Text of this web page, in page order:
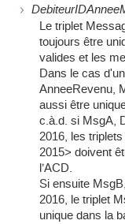
Le triplet
toujours être
valides et les
Dans le cas
AnneeRevenu,
aussi être
c.à.d. si MsgA,
2016, les
2015> doivent
l’ACD.
Si ensuite
2016, le triplet
unique dans la